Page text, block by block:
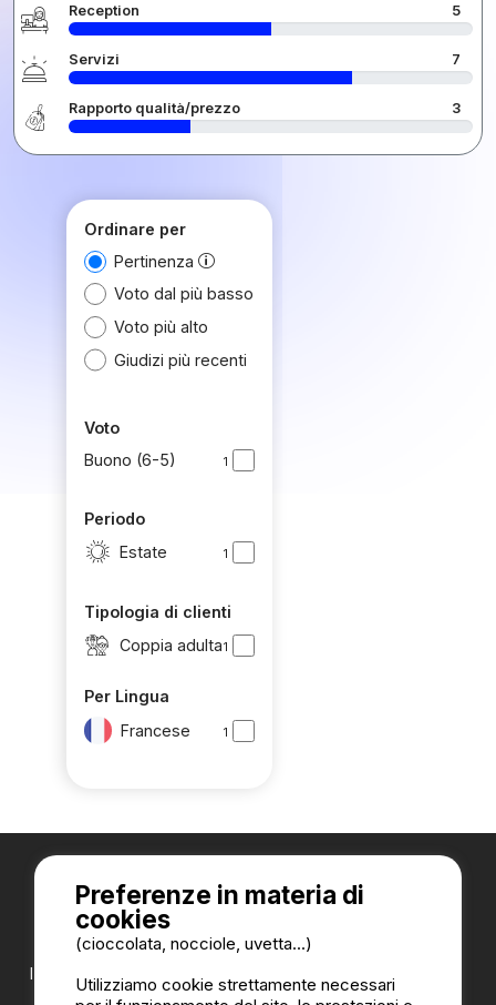
Reception 5
Servizi 7
Rapporto qualità/prezzo 3
Ordinare per
Pertinenza
Voto dal più basso
Voto più alto
Giudizi più recenti
Voto
Buono (6-5)
1
Periodo
Estate
1
Tipologia di clienti
Coppia adulta1
Per Lingua
Francese
1
I nostri partner:
Preferenze in materia di
cookies
(cioccolata, nocciole, uvetta...)
Utilizziamo cookie strettamente necessari